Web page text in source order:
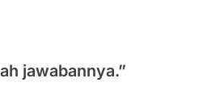
jawabannya.”